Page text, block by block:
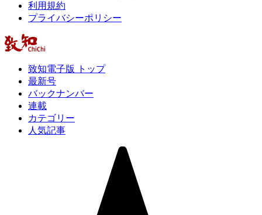
利用規約
プライバシーポリシー
致知電子版 トップ
最新号
バックナンバー
連載
カテゴリー
人気記事